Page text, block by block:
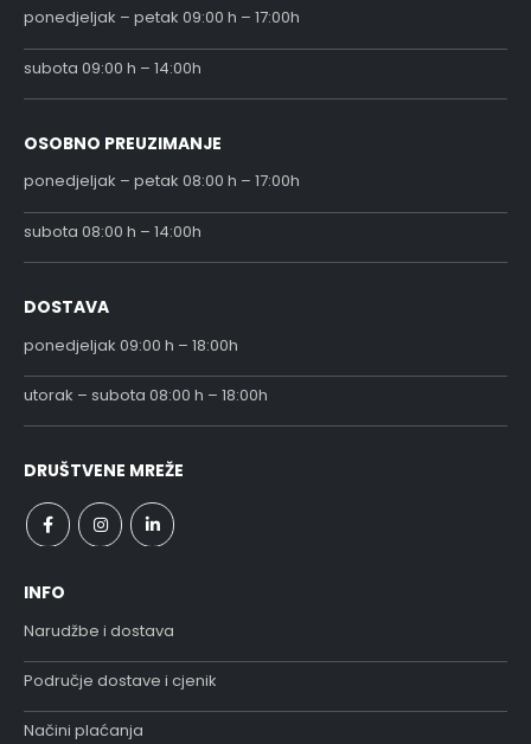
ponedjeljak – petak 09:00 h – 17:00h
subota 09:00 h – 14:00h
OSOBNO PREUZIMANJE
ponedjeljak – petak 08:00 h – 17:00h
subota 08:00 h – 14:00h
DOSTAVA
ponedjeljak 09:00 h – 18:00h
utorak – subota 08:00 h – 18:00h
DRUŠTVENE MREŽE
INFO
Narudžbe i dostava
Područje dostave i cjenik
Načini plaćanja